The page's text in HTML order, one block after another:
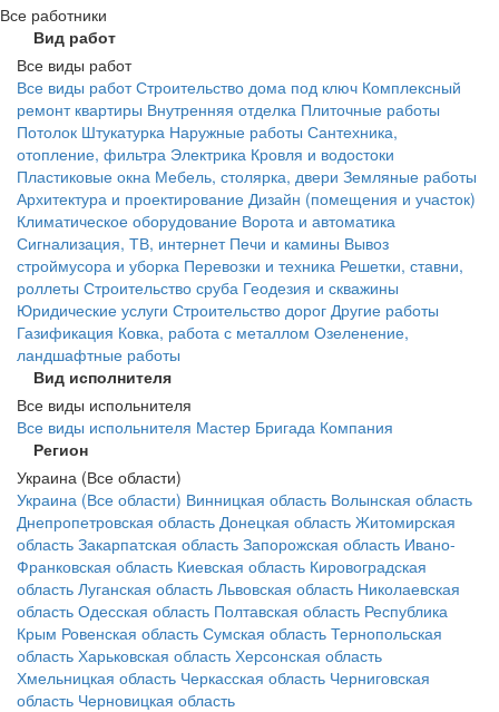
Все работники
Вид работ
Все виды работ
Все виды работ Строительство дома под ключ Комплексный
ремонт квартиры Внутренняя отделка Плиточные работы
Потолок Штукатурка Наружные работы Сантехника,
отопление, фильтра Электрика Кровля и водостоки
Пластиковые окна Мебель, столярка, двери Земляные работы
Архитектура и проектирование Дизайн (помещения и участок)
Климатическое оборудование Ворота и автоматика
Сигнализация, ТВ, интернет Печи и камины Вывоз
строймусора и уборка Перевозки и техника Решетки, ставни,
роллеты Строительство сруба Геодезия и скважины
Юридические услуги Строительство дорог Другие работы
Газификация Ковка, работа с металлом Озеленение,
ландшафтные работы
Вид исполнителя
Все виды испольнителя
Все виды испольнителя Мастер Бригада Компания
Регион
Украина (Все области)
Украина (Все области) Винницкая область Волынская область
Днепропетровская область Донецкая область Житомирская
область Закарпатская область Запорожская область Ивано-
Франковская область Киевская область Кировоградская
область Луганская область Львовская область Николаевская
область Одесская область Полтавская область Республика
Крым Ровенская область Сумская область Тернопольская
область Харьковская область Херсонская область
Хмельницкая область Черкасская область Черниговская
область Черновицкая область